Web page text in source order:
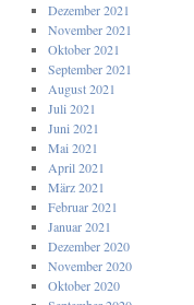
Dezember 2021
November 2021
Oktober 2021
September 2021
August 2021
Juli 2021
Juni 2021
Mai 2021
April 2021
März 2021
Februar 2021
Januar 2021
Dezember 2020
November 2020
Oktober 2020